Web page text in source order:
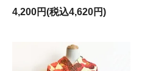
4,200円(税込4,620円)